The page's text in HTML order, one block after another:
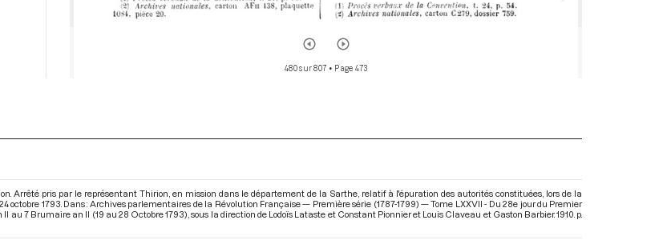
480 sur 807 • Page 473
Arrêté pris par le représentant Thirion, en mission dans le département de la Sarthe, relatif à l'épuration des autorités constituées, lors de la
octobre 1793. Dans : Archives parlementaires de la Révolution Française — Première série (1787-1799) — Tome LXXVII - Du 28e jour du Premier
II au 7 Brumaire an II (19 au 28 Octobre 1793) , sous la direction de Lodoïs Lataste et Constant Pionnier et Louis Claveau et Gaston Barbier. 1910. p.